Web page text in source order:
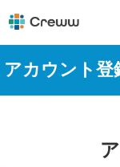
アカウント登